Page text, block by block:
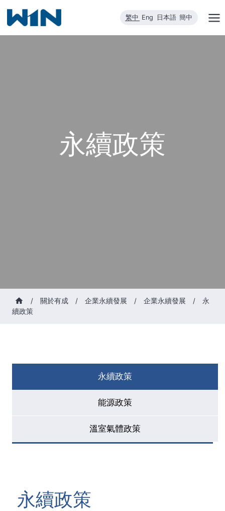
內
繁中 Eng 日本語 簡中
永續政策
/ 關於有成 / 企業永續發展 / 企業永續發展 /
永
續政策
永續政策
能源政策
溫室氣體政策
永續政策